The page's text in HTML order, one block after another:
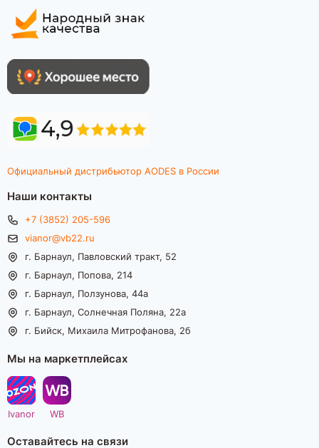
Официальный дистрибьютор AODES в России
Наши контакты
+7 (3852) 205-596
vianor@vb22.ru
г. Барнаул, Павловский тракт, 52
г. Барнаул, Попова, 214
г. Барнаул, Ползунова, 44а
г. Барнаул, Солнечная Поляна, 22а
г. Бийск, Михаила Митрофанова, 2б
Мы на маркетплейсах
Ivanor WB
Оставайтесь на связи